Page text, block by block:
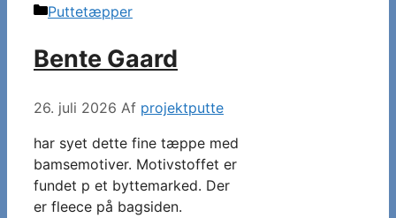
Kategorier
Puttetæpper
Bente Gaard
26. juli 2026 Af projektputte
har syet dette fine tæppe med
bamsemotiver. Motivstoffet er
fundet p et byttemarked. Der
er fleece på bagsiden.